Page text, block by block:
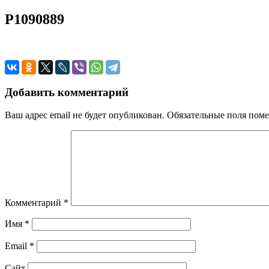
P1090889
Добавить комментарий
Ваш адрес email не будет опубликован. Обязательные поля
Комментарий *
Имя *
Email *